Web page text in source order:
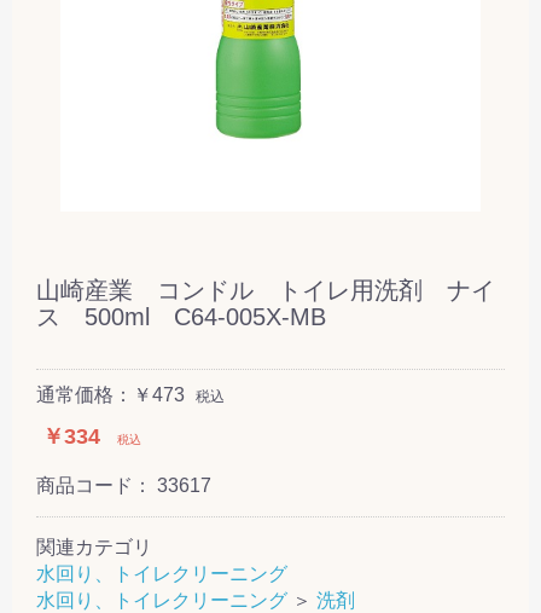
山崎産業 コンドル トイレ用洗剤 ナイ
ス 500ml C64-005X-MB
通常価格：￥473 税込
￥334 税込
商品コード： 33617
関連カテゴリ
水回り、トイレクリーニング
水回り、トイレクリーニング ＞ 洗剤